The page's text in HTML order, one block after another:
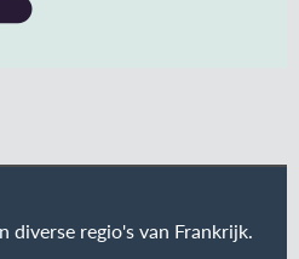
diverse regio's van Frankrijk.